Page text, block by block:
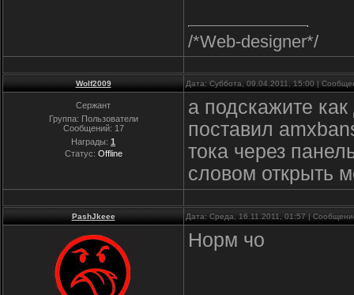
setmaster add
setmaster add
setmaster add
setmaster add
/*Web-designer*/
Wolf2009 Дата: Суббота, 09.04.2011, 15:00 |
Сержант
Группа: Пользователи
Сообщений: 17
Награды: 1
Статус: Offline
а подскажите
поставил
тока через
словом открыть
PashJkeee Дата: Среда, 16.11.2011, 01:57 |
Норм чо